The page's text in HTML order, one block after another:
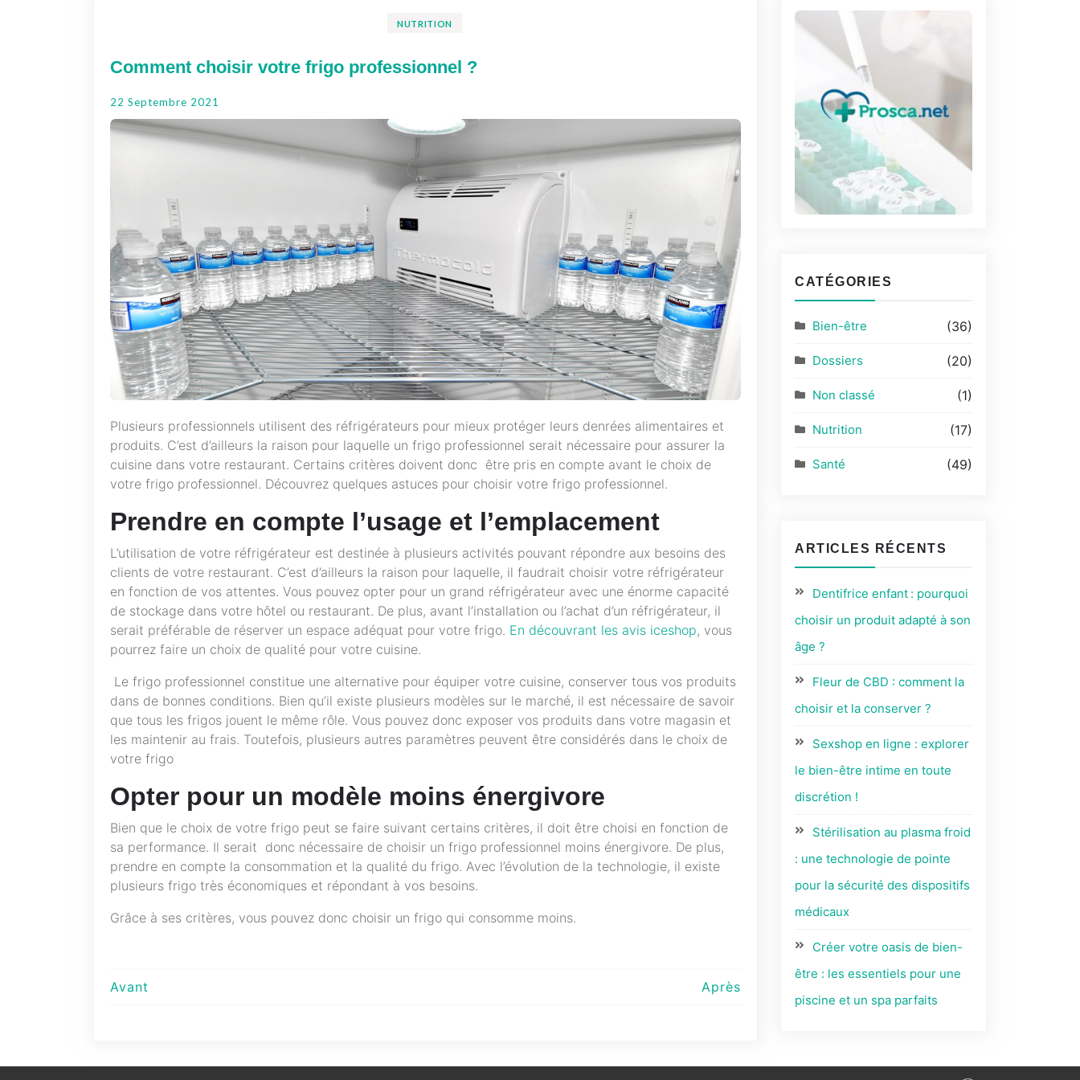
NUTRITION
Comment choisir votre frigo professionnel ?
22 Septembre 2021
Plusieurs professionnels utilisent des réfrigérateurs pour mieux protéger leurs denrées alimentaires et
produits. C’est d’ailleurs la raison pour laquelle un frigo professionnel serait nécessaire pour assurer la
cuisine dans votre restaurant. Certains critères doivent donc être pris en compte avant le choix de
votre frigo professionnel. Découvrez quelques astuces pour choisir votre frigo professionnel.
Prendre en compte l’usage et l’emplacement
L’utilisation de votre réfrigérateur est destinée à plusieurs activités pouvant répondre aux besoins des
clients de votre restaurant. C’est d’ailleurs la raison pour laquelle, il faudrait choisir votre réfrigérateur
en fonction de vos attentes. Vous pouvez opter pour un grand réfrigérateur avec une énorme capacité
de stockage dans votre hôtel ou restaurant. De plus, avant l’installation ou l’achat d’un réfrigérateur, il
serait préférable de réserver un espace adéquat pour votre frigo. En découvrant les avis iceshop, vous
pourrez faire un choix de qualité pour votre cuisine.
Le frigo professionnel constitue une alternative pour équiper votre cuisine, conserver tous vos produits
dans de bonnes conditions. Bien qu’il existe plusieurs modèles sur le marché, il est nécessaire de savoir
que tous les frigos jouent le même rôle. Vous pouvez donc exposer vos produits dans votre magasin et
les maintenir au frais. Toutefois, plusieurs autres paramètres peuvent être considérés dans le choix de
votre frigo
Opter pour un modèle moins énergivore
Bien que le choix de votre frigo peut se faire suivant certains critères, il doit être choisi en fonction de
sa performance. Il serait donc nécessaire de choisir un frigo professionnel moins énergivore. De plus,
prendre en compte la consommation et la qualité du frigo. Avec l’évolution de la technologie, il existe
plusieurs frigo très économiques et répondant à vos besoins.
Grâce à ses critères, vous pouvez donc choisir un frigo qui consomme moins.
Navigation
Avant Après
CATÉGORIES
Bien-être (36)
Dossiers (20)
Non classé (1)
Nutrition (17)
Santé (49)
ARTICLES RÉCENTS
Dentifrice enfant : pourquoi
choisir un produit adapté à son
âge ?
Fleur de CBD : comment la
choisir et la conserver ?
Sexshop en ligne : explorer
le bien-être intime en toute
discrétion !
Stérilisation au plasma froid
: une technologie de pointe
pour la sécurité des dispositifs
médicaux
Créer votre oasis de bien-
être : les essentiels pour une
piscine et un spa parfaits